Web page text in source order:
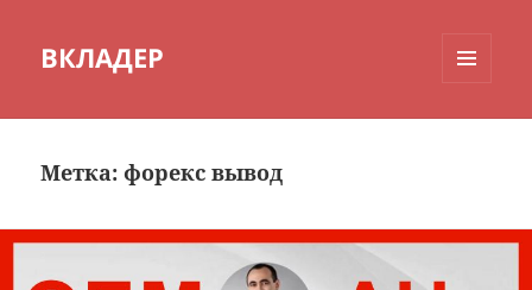
ВКЛАДЕР
Метка:форекс вывод